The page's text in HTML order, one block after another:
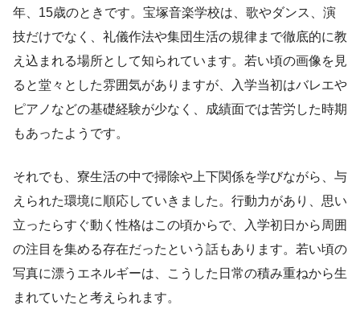
年、15歳のときです。宝塚音楽学校は、歌やダンス、演
技だけでなく、礼儀作法や集団生活の規律まで徹底的に教
え込まれる場所として知られています。若い頃の画像を見
ると堂々とした雰囲気がありますが、入学当初はバレエや
ピアノなどの基礎経験が少なく、成績面では苦労した時期
もあったようです。
それでも、寮生活の中で掃除や上下関係を学びながら、与
えられた環境に順応していきました。行動力があり、思い
立ったらすぐ動く性格はこの頃からで、入学初日から周囲
の注目を集める存在だったという話もあります。若い頃の
写真に漂うエネルギーは、こうした日常の積み重ねから生
まれていたと考えられます。